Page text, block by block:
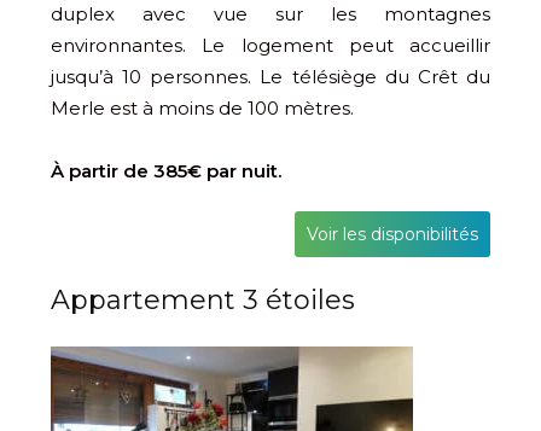
duplex avec vue sur les montagnes
environnantes. Le logement peut accueillir
jusqu’à 10 personnes. Le télésiège du Crêt du
Merle est à moins de 100 mètres.
À partir de 385€ par nuit.
Voir les disponibilités
Appartement 3 étoiles